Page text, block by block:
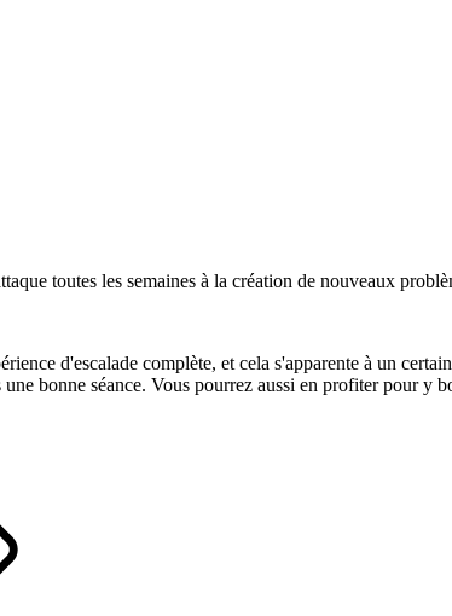
toutes les semaines à la création de nouveaux
d'escalade complète, et cela s'apparente à un
bonne séance. Vous pourrez aussi en profiter pour